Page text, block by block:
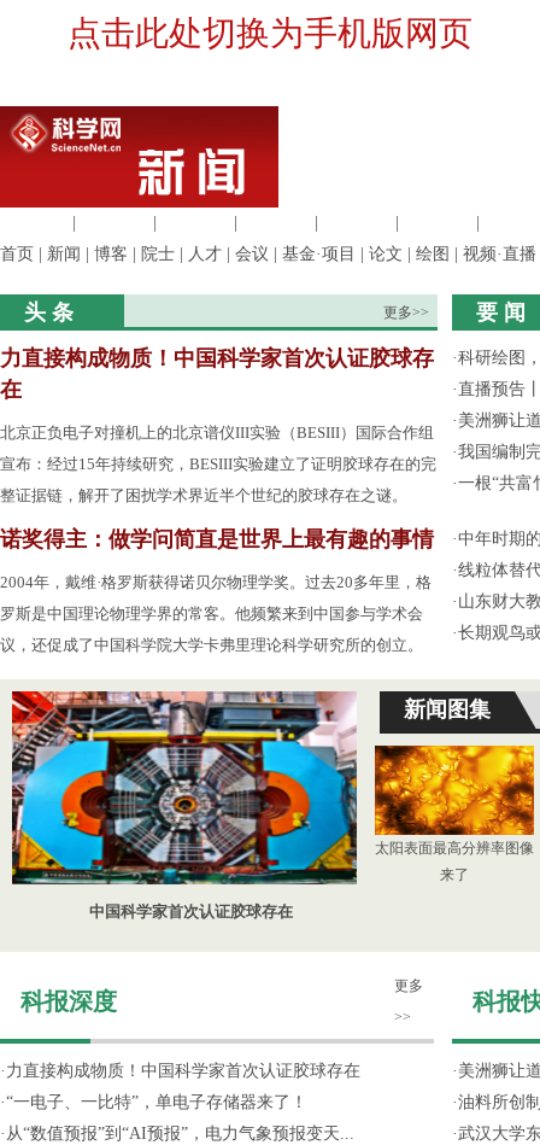
点击此处切换为手机版网页
首页
新闻 博客 院士 人才 会议 基金·项目 论文 绘图 视频·直播
头 条 更多>>
力直接构成物质！中国科学家首次认证胶球存
在
北京正负电子对撞机上的北京谱仪III实验（BESIII）国际合作组
宣布：经过15年持续研究，BESIII实验建立了证明胶球存在的完
整证据链，解开了困扰学术界近半个世纪的胶球存在之谜。
诺奖得主：做学问简直是世界上最有趣的事情
2004年，戴维·格罗斯获得诺贝尔物理学奖。过去20多年里，格
罗斯是中国理论物理学界的常客。他频繁来到中国参与学术会
议，还促成了中国科学院大学卡弗里理论科学研究所的创立。
要 闻
·科研绘图
·直播预告
· 美洲狮让
·我国编制
·一根“共富
·中年时期
·线粒体替
· 山东财大
·长期观鸟
中国科学家首次认证胶球存在
新闻图集
太阳表面最高分辨率图像
来了
科报深度
更多
>>
· 力直接构成物质！中国科学家首次认证胶球存在
·“一电子、一比特”，单电子存储器来了！
· 从“数值预报”到“AI预报”，电力气象预报变天...
科报
· 美洲狮让
·油料所创
·武汉大学